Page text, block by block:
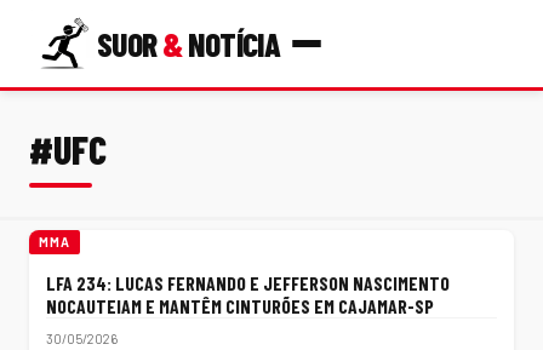
SUOR&NOTÍCIA
#UFC
MMA
LFA 234: LUCAS FERNANDO E JEFFERSON NASCIMENTO
NOCAUTEIAM E MANTÊM CINTURÕES EM CAJAMAR-SP
30/05/2026